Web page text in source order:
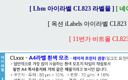
[ Lbm 아이라벨 CL823 라벨몰 ] [ 네
[ 옥션 iLabels 아이라벨 CL823
[ 11번가 비트몰